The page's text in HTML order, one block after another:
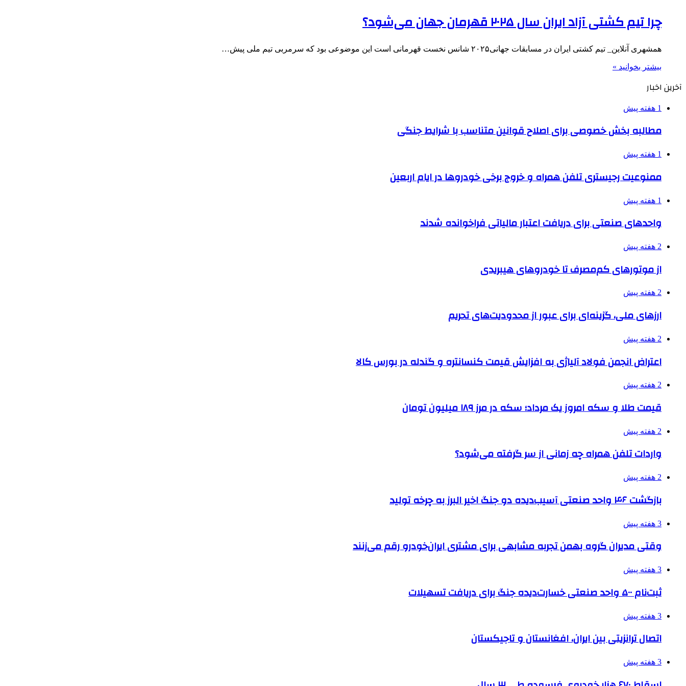
چرا تیم کشتی آزاد ایران سال ۲۰۲۵ قهرمان جهان می‌شود؟
همشهری آنلاین_ تیم کشتی ایران در مسابقات جهانی۲۰۲۵ شانس نخست قهرمانی است این موضوعی بود که سرمربی تیم ملی پیش…
بیشتر بخوانید »
آخرین اخبار
1 هفته پیش
مطالبه بخش خصوصی برای اصلاح قوانین متناسب با شرایط جنگی
1 هفته پیش
ممنوعیت رجیستری تلفن همراه و خروج برخی خودروها در ایام اربعین
1 هفته پیش
واحدهای صنعتی برای دریافت اعتبار مالیاتی فراخوانده شدند
2 هفته پیش
از موتورهای کم‌مصرف تا خودروهای هیبریدی
2 هفته پیش
ارزهای ملی، گزینه‌ای برای عبور از محدودیت‌های تحریم
2 هفته پیش
اعتراض انجمن فولاد آلیاژی به افزایش قیمت کنسانتره و گندله در بورس کالا
2 هفته پیش
قیمت طلا و سکه امروز یک مرداد؛ سکه در مرز ۱۸۹ میلیون تومان
2 هفته پیش
واردات تلفن همراه چه زمانی از سر گرفته می‌شود؟
2 هفته پیش
بازگشت ۴۶ واحد صنعتی آسیب‌دیده دو جنگ اخیر البرز به چرخه تولید
3 هفته پیش
وقتی مدیران گروه بهمن تجربه مشابهی برای مشتری ایران‌خودرو رقم می‌زنند
3 هفته پیش
ثبت‌نام ۵۰۰ واحد صنعتی خسارت‌دیده جنگ برای دریافت تسهیلات
3 هفته پیش
اتصال ترانزیتی بین ایران، افغانستان و تاجیکستان
3 هفته پیش